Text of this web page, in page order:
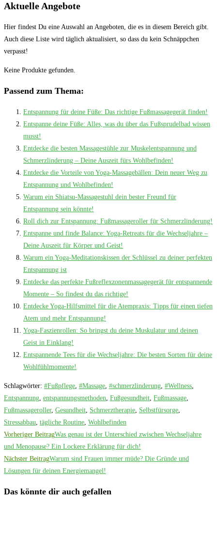
Aktuelle Angebote
Hier findest Du eine Auswahl an Angeboten, die es in diesem Bereich gibt.
Auch diese Liste wird täglich aktualisiert, so dass du kein Schnäppchen
verpasst!
Keine Produkte gefunden.
Passend zum Thema:
Entspannung für deine Füße: Das richtige Fußmassagegerät finden!
Entspanne deine Füße: Alles, was du über das Fußsprudelbad wissen
musst!
Entdecke die besten Massagestühle zur Muskelentspannung und
Schmerzlinderung – Deine Auszeit fürs Wohlbefinden!
Entdecke die Vorteile von Yoga-Massagebällen: Dein neuer Weg zu
Entspannung und Wohlbefinden!
Warum ein Shiatsu-Massagestuhl dein bester Freund für
Entspannung sein könnte!
Roll dich zur Entspannung: Fußmassageroller für Schmerzlinderung!
Entspanne und finde Balance: Yoga-Retreats für die Wechseljahre –
Deine Auszeit für Körper und Geist!
Warum ein Yoga-Meditationskissen der Schlüssel zu deiner perfekten
Entspannung ist
Entdecke das perfekte Fußreflexzonenmassagegerät für entspannende
Momente – So findest du das richtige!
Entdecke Yoga-Hilfsmittel für die Atempraxis: Tipps für einen tiefen
Atem und mehr Entspannung!
Yoga-Faszienrollen: So bringst du deine Muskulatur und deinen
Geist in Einklang!
Entspannende Tees für die Wechseljahre: Die besten Sorten für deine
Wohlfühlmomente!
Schlagwörter: #Fußpflege, #Massage, #schmerzlinderung, #Wellness,
Entspannung, entspannungsmethoden, Fußgesundheit, Fußmassage,
Fußmassageroller, Gesundheit, Schmerztherapie, Selbstfürsorge,
Stressabbau, tägliche Routine, Wohlbefinden
Weitere
Artikel
ansehen
Vorheriger BeitragWas genau ist der Unterschied zwischen Wechseljahre
und Menopause? Ein Lockere Erklärung für dich!
Nächster BeitragWarum sind Frauen immer müde? Die Gründe und
Lösungen für deinen Energiemangel!
Das könnte dir auch gefallen